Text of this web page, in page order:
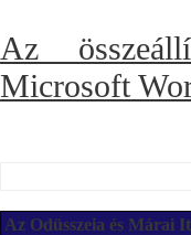
Az
Microsoft
Az Odüsszeia és Márai